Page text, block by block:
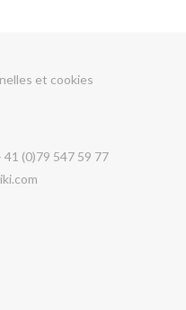
et cookies
41 (0)79 547 59 77